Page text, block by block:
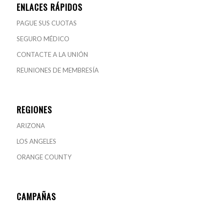
ENLACES RÁPIDOS
PAGUE SUS CUOTAS
SEGURO MÉDICO
CONTACTE A LA UNIÓN
REUNIONES DE MEMBRESÍA
REGIONES
ARIZONA
LOS ANGELES
ORANGE COUNTY
CAMPAÑAS